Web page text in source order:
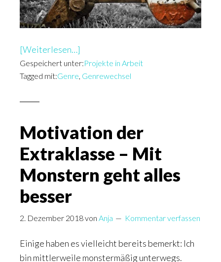
[Weiterlesen…]
–
viel
Gespeichert unter:Projekte in Arbeit
Tagged mit:Genre, Genrewechsel
Motivation der
Extraklasse – Mit
Monstern geht alles
besser
2. Dezember 2018von Anja Kommentar verfassen
Einige haben es vielleicht bereits bemerkt: Ich
bin mittlerweile monstermäßig unterwegs.